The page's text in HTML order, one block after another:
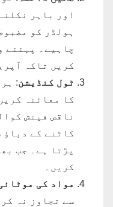
اور باہر
ہولڈر کو
چاہیے۔ پہننے
کریں تاکہ
ٹول کنڈیشن:
کا معائنہ
ناقص فینش
کاٹنے کے دباؤ
پڑتا ہے۔ جب
کریں۔
مواد کی
سے تجاوز نہ